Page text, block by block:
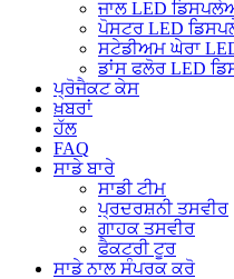
ਜਾਲ LED
ਪੋਸਟਰ LED
ਸਟੇਡੀਅਮ ਘੇਰਾ
ਡਾਂਸ ਫਲੋਰ LED
ਪ੍ਰੋਜੈਕਟ ਕੇਸ
ਖ਼ਬਰਾਂ
ਹੱਲ
FAQ
ਸਾਡੇ ਬਾਰੇ
ਸਾਡੀ ਟੀਮ
ਪ੍ਰਦਰਸ਼ਨੀ ਤਸਵੀਰ
ਗਾਹਕ ਤਸਵੀਰ
ਫੈਕਟਰੀ ਟੂਰ
ਸਾਡੇ ਨਾਲ ਸੰਪਰਕ ਕਰੋ